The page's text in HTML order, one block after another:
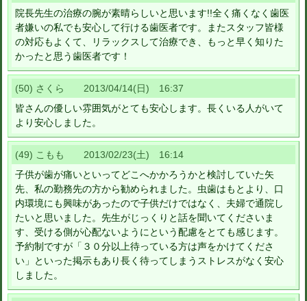
院長先生の治療の腕が素晴らしいと思います!!全く痛くなく歯医
者嫌いの私でも安心して行ける歯医者です。またスタッフ皆様
の対応もよくて、リラックスして治療でき、もっと早く知りた
かったと思う歯医者です！
(50) さくら 2013/04/14(日) 16:37
皆さんの優しい雰囲気がとても安心します。長くいる人がいて
より安心しました。
(49) こもも 2013/02/23(土) 16:14
子供が歯が痛いといってどこへかかろうかと検討していた矢
先、私の勤務先の方から勧められました。虫歯はもとより、口
内環境にも興味があったので子供だけではなく、夫婦で通院し
たいと思いました。先生がじっくりと話を聞いてくださいま
す、受ける側が心配ないようにという配慮をとても感じます。
予約制ですが「３０分以上待っている方は声をかけてくださ
い」といった掲示もあり長く待ってしまうストレスがなく安心
しました。